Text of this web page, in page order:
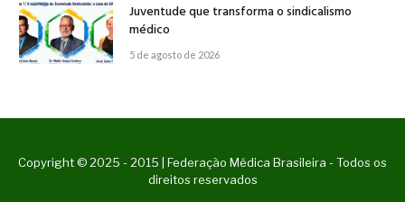
Juventude que transforma o sindicalismo
médico
5 de agosto de 2026
Copyright © 2025 - 2015 | Federação Médica Brasileira - Todos os
direitos reservados